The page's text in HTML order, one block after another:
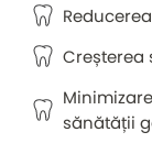
Creșterea
sănătății